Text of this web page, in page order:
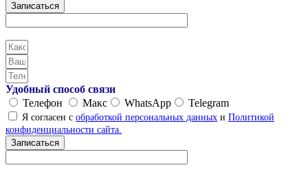
Записаться
Удобный способ связи
Телефон
Макс WhatsApp Telegram
Я согласен с обработкой персональных данных и Политикой
конфиденциальности сайта.
Записаться